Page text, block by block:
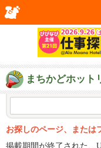
まちかどホット
お探しのページ、または
掲載期間が終了された、